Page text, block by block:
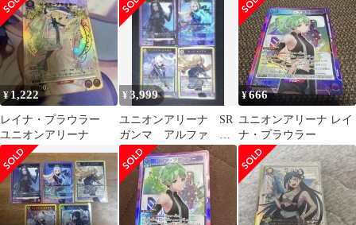
ズ・オリアナ
¥1,222
レイナ・プラウラー
ユニオンアリーナ
¥3,999
ユニオンアリーナ SR
ガンマ アルファ ア
レクシア・ミドガル
ローズ・オリアナ
¥666
ユニオンアリーナ レイ
ナ・プラウラー